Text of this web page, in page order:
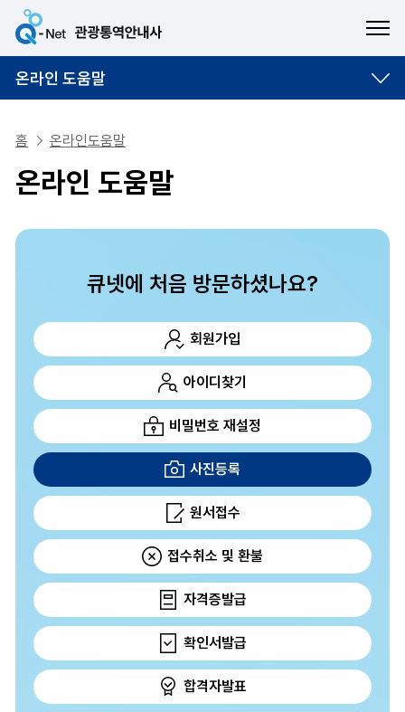
온라인 도움말
홈 온라인도움말
온라인 도움말
큐넷에 처음 방문하셨나요?
회원가입
아이디찾기
비밀번호 재설정
사진등록
원서접수
접수취소 및 환불
자격증발급
확인서발급
합격자발표